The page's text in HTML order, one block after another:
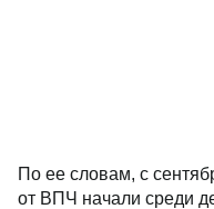
По ее словам, с
от ВПЧ начали среди